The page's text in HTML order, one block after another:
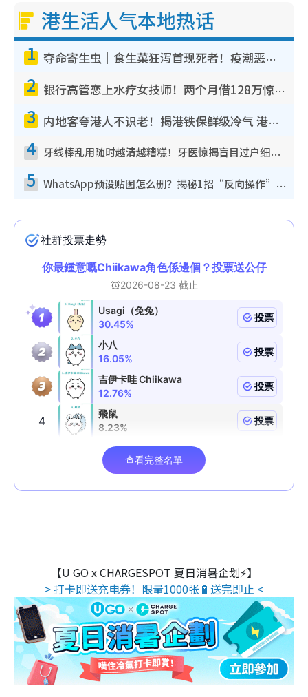
港生活人气本地热话
1 夺命寄生虫｜食生菜狂泻首现死者！疫潮恶化录1.8万宗病例 揭洗菜3大谬误
2 银行高管恋上水疗女技师！两个月借128万惊觉“沉船”沉落火海 揭背后疑似邪教操控卖淫
3 内地客夸港人不识老！揭港铁保鲜级冷气 港人求放过：别投诉
4 牙线棒乱用随时越清越糟糕！牙医惊揭盲目过户细菌恐致蛀牙：这种才是日常真保养
5 WhatsApp预设贴图怎么删？揭秘1招“反向操作”还原简洁界面 附3步实测教程
【U GO x CHARGESPOT 夏日消暑企划⚡】
> 打卡即送充电券！限量1000张🔋送完即止 <